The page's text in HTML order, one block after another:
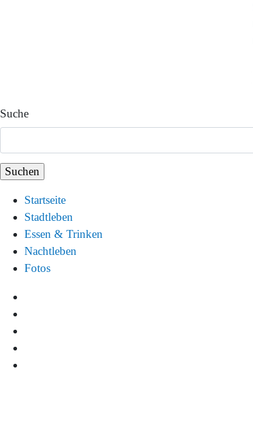
Suche
Startseite
Stadtleben
Essen & Trinken
Nachtleben
Fotos